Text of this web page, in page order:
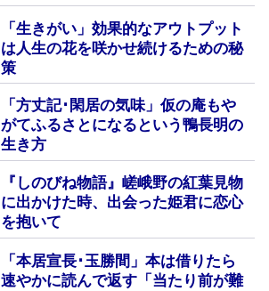
「生きがい」効果的なアウトプット
は人生の花を咲かせ続けるための秘
策
「方丈記･閑居の気味」仮の庵もや
がてふるさとになるという鴨長明の
生き方
『しのびね物語』嵯峨野の紅葉見物
に出かけた時、出会った姫君に恋心
を抱いて
「本居宣長･玉勝間」本は借りたら
速やかに読んで返す「当たり前が難